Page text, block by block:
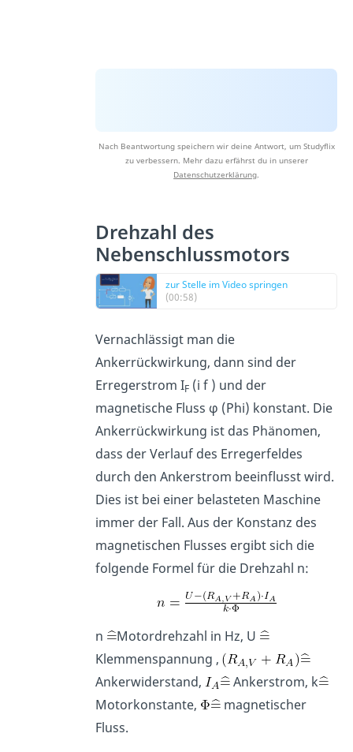
Nach Beantwortung speichern wir deine Antwort, um Studyflix
zu verbessern. Mehr dazu erfährst du in unserer
Datenschutzerklärung.
Drehzahl des
Nebenschlussmotors
zur Stelle im Video springen
(00:58)
Vernachlässigt man die
Ankerrückwirkung, dann sind der
Erregerstrom IF (i f ) und der
magnetische Fluss φ (Phi) konstant. Die
Ankerrückwirkung ist das Phänomen,
dass der Verlauf des Erregerfeldes
durch den Ankerstrom beeinflusst wird.
Dies ist bei einer belasteten Maschine
immer der Fall. Aus der Konstanz des
magnetischen Flusses ergibt sich die
folgende Formel für die Drehzahl n:
n
Motordrehzahl in Hz, U
Klemmenspannung ,
Ankerwiderstand,
Ankerstrom, k
Motorkonstante,
magnetischer
Fluss.